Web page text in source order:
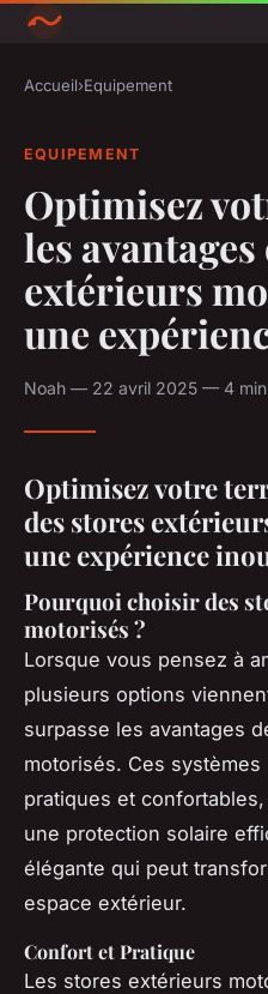
Accueil›Equipement
EQUIPEMENT
Optimisez
les
extérieurs
une
Noah — 22 avril 2025 — 4
Optimisez votre
des stores
une expérience
Pourquoi choisir des
motorisés ?
Lorsque vous pensez à
plusieurs options
surpasse les avantages
motorisés. Ces
pratiques et
une protection solaire
élégante qui peut
espace extérieur.
Confort et Pratique
Les stores extérieurs